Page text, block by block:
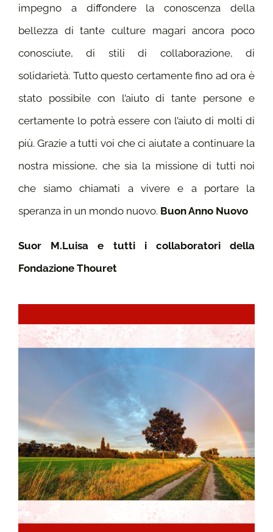
impegno a diffondere la conoscenza della
bellezza di tante culture magari ancora poco
conosciute, di stili di collaborazione, di
solidarietà. Tutto questo certamente fino ad ora è
stato possibile con l’aiuto di tante persone e
certamente lo potrà essere con l’aiuto di molti di
più. Grazie a tutti voi che ci aiutate a continuare la
nostra missione, che sia la missione di tutti noi
che siamo chiamati a vivere e a portare la
speranza in un mondo nuovo. Buon Anno Nuovo
Suor M.Luisa e tutti i collaboratori della
Fondazione Thouret